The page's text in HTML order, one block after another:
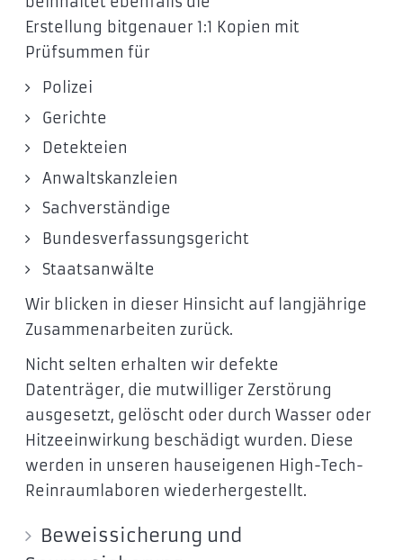
Erstellung bitgenauer 1:1 Kopien mit
Prüfsummen für
Polizei
Gerichte
Detekteien
Anwaltskanzleien
Sachverständige
Bundesverfassungsgericht
Staatsanwälte
Wir blicken in dieser Hinsicht auf langjährige
Zusammenarbeiten zurück.
Nicht selten erhalten wir defekte
Datenträger, die mutwilliger Zerstörung
ausgesetzt, gelöscht oder durch Wasser oder
Hitzeeinwirkung beschädigt wurden. Diese
werden in unseren hauseigenen High-Tech-
Reinraumlaboren wiederhergestellt.
Beweissicherung und